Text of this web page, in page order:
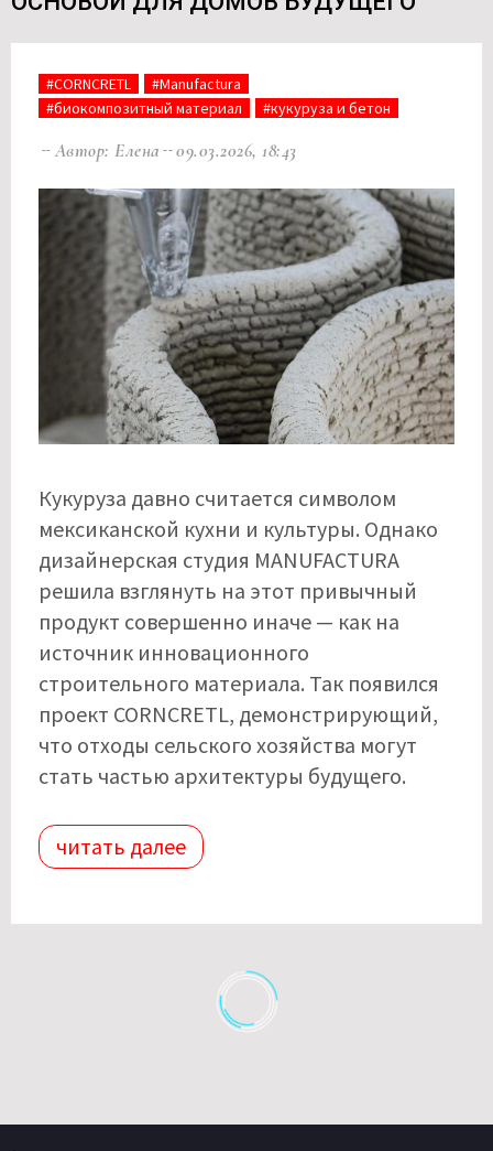
#CORNCRETL
#Manufactura
#биокомпозитный материал
#кукуруза и бетон
Автор: Елена 09.03.2026, 18:43
Кукуруза давно считается символом
мексиканской кухни и культуры. Однако
дизайнерская студия MANUFACTURA
решила взглянуть на этот привычный
продукт совершенно иначе — как на
источник инновационного
строительного материала. Так появился
проект CORNCRETL, демонстрирующий,
что отходы сельского хозяйства могут
стать частью архитектуры будущего.
читать далее